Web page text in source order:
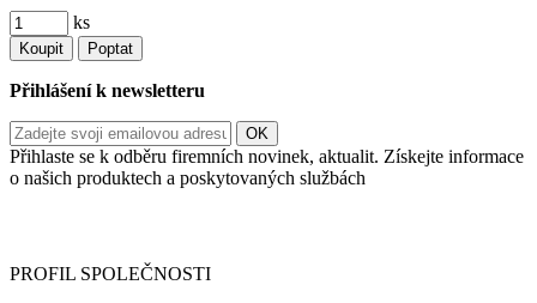
ks
Koupit Poptat
Přihlášení k newsletteru
Přihlaste se k odběru firemních novinek, aktualit. Získejte informace
o našich produktech a poskytovaných službách
PROFIL SPOLEČNOSTI